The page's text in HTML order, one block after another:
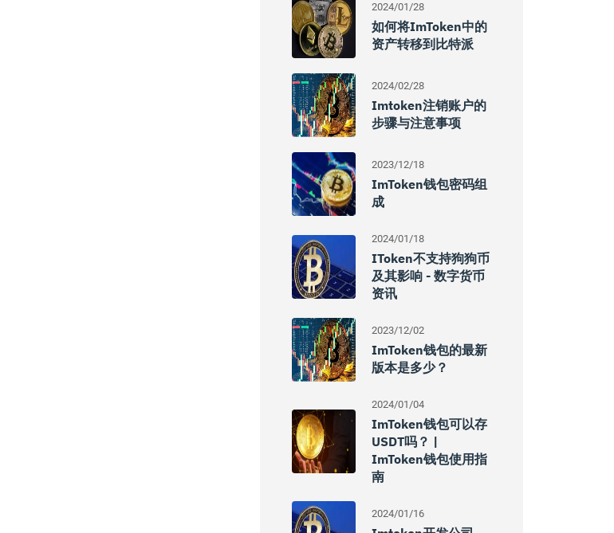
2024/01/28
如何将imToken中的
资产转移到比特派
2024/02/28
Imtoken注销账户的
步骤与注意事项
2023/12/18
ImToken钱包密码组
成
2024/01/18
IToken不支持狗狗币
及其影响 - 数字货币
资讯
2023/12/02
ImToken钱包的最新
版本是多少？
2024/01/04
ImToken钱包可以存
USDT吗？ |
ImToken钱包使用指
南
2024/01/16